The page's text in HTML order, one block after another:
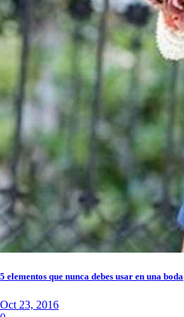
5 elementos que nunca debes usar en una boda
Oct 23, 2016